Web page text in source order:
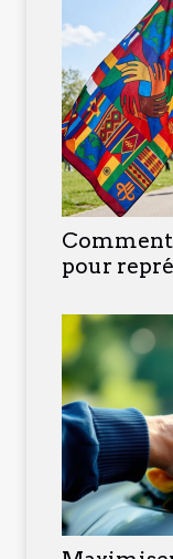
pour